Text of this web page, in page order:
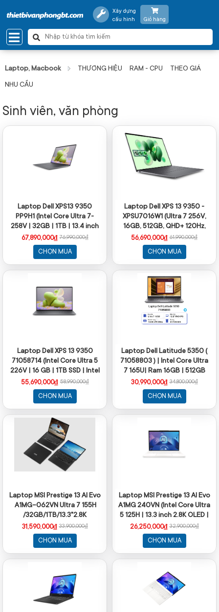
Xây dựng
cấu hình
Giỏ hàng
Laptop, Macbook THƯƠNG HIỆU RAM - CPU THEO GIÁ
NHU CẦU
Sinh viên, văn phòng
Laptop Dell XPS13 9350
PP9H1 (Intel Core Ultra 7-
258V | 32GB | 1TB | 13.4 inch
QHD + | Win 11 | Office | Xám)
67,890,000₫ 76,990,000₫
CHỌN MUA
Laptop Dell XPS 13 9350 -
XPSU7016W1 (Ultra 7 256V,
16GB, 512GB, QHD+ 120Hz,
Cảm ứng, OfficeH24+365,
Win11)
56,690,000₫ 61,990,000₫
CHỌN MUA
Laptop Dell XPS 13 9350
71058714 (Intel Core Ultra 5
226V | 16 GB | 1TB SSD | Intel
Arc | 13.4 inch QHD + | Cảm
ứng | Win 11 |
OfficeHome24+O365)
55,690,000₫ 58,990,000₫
CHỌN MUA
Laptop Dell Latitude 5350 (
71058803 ) | Intel Core Ultra
7 165U| Ram 16GB | 512GB
SSD | Intel Graphics | 13.3
inch FHD | Win 11 Home | 1Yr
30,990,000₫ 34,800,000₫
CHỌN MUA
Laptop MSI Prestige 13 AI Evo
A1MG-062VN Ultra 7 155H
/32GB/1TB/13.3"2.8K
OLED/Win11
31,590,000₫ 33,900,000₫
CHỌN MUA
Laptop MSI Prestige 13 AI Evo
A1MG 240VN (Intel Core Ultra
5 125H | 13.3 inch 2.8K OLED |
32GB | 512GB | Win 11 | Trắng)
26,250,000₫ 32,900,000₫
CHỌN MUA